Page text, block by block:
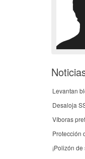
Levantan
Desaloja
Víboras
Protección
¡Polizón